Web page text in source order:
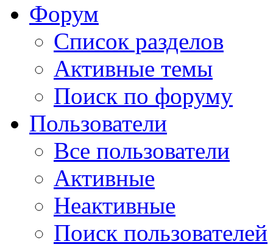
Форум
Список разделов
Активные темы
Поиск по форуму
Пользователи
Все пользователи
Активные
Неактивные
Поиск пользователей